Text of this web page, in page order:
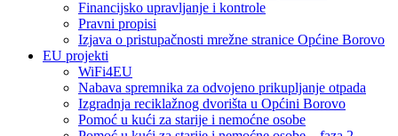
Financijsko upravljanje i kontrole
Pravni propisi
Izjava o pristupačnosti mrežne stranice Općine Borovo
EU projekti
WiFi4EU
Nabava spremnika za odvojeno prikupljanje otpada
Izgradnja reciklažnog dvorišta u Općini Borovo
Pomoć u kući za starije i nemoćne osobe